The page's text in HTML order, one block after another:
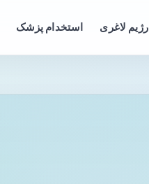
رژیم لاغری استخدام پزشک